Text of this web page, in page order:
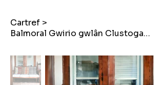
Cartref >
Balmoral Gwirio gwlân Clustogau cyffwrdd